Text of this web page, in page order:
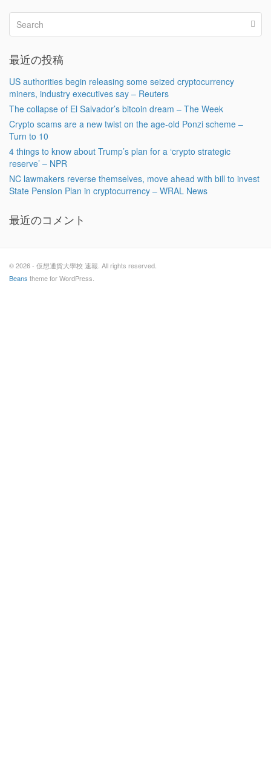
最近の投稿
US authorities begin releasing some seized cryptocurrency
miners, industry executives say – Reuters
The collapse of El Salvador’s bitcoin dream – The Week
Crypto scams are a new twist on the age-old Ponzi scheme –
Turn to 10
4 things to know about Trump’s plan for a ‘crypto strategic
reserve’ – NPR
NC lawmakers reverse themselves, move ahead with bill to invest
State Pension Plan in cryptocurrency – WRAL News
最近のコメント
© 2026 - 仮想通貨大學校 速報. All rights reserved.
Beans theme for WordPress.